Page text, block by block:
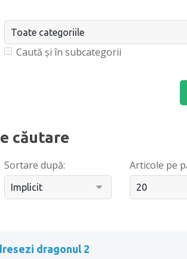
Caută și în subcategorii
căutare
Sortare după: Articole pe
dragonul 2